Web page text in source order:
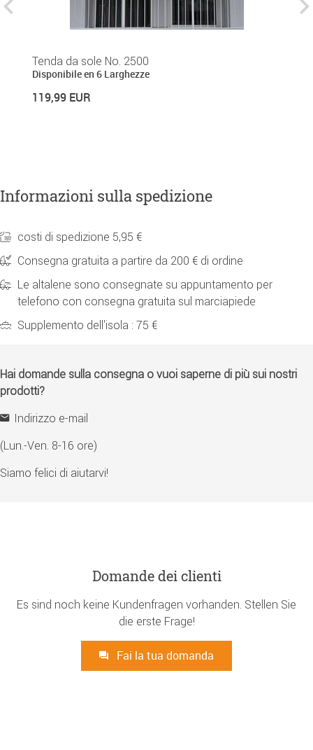
Tenda da sole No. 2500
Disponibile en 6 Larghezze
119,99 EUR
Informazioni sulla spedizione
costi di spedizione 5,95 €
Consegna gratuita a partire da 200 € di ordine
Le altalene sono consegnate su appuntamento per
telefono con consegna gratuita sul marciapiede
Supplemento dell'isola : 75 €
Hai domande sulla consegna o vuoi saperne di più sui nostri
prodotti?
Indirizzo e-mail
(Lun.-Ven. 8-16 ore)
Siamo felici di aiutarvi!
Domande dei clienti
Es sind noch keine Kundenfragen vorhanden. Stellen Sie
die erste Frage!
Fai la tua domanda